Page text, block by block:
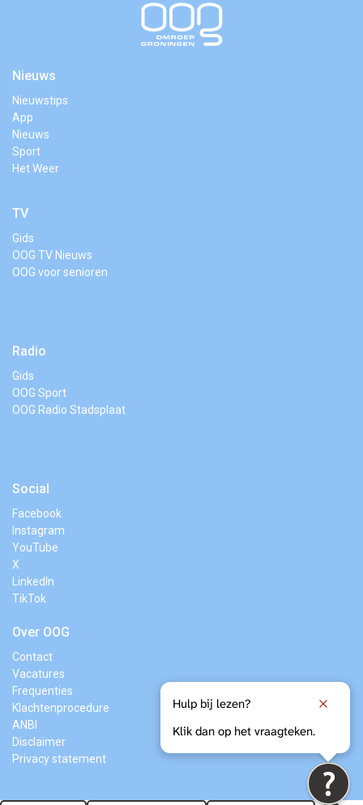
Nieuws
Nieuwstips
App
Nieuws
Sport
Het Weer
TV
Gids
OOG TV Nieuws
OOG voor senioren
Radio
Gids
OOG Sport
OOG Radio Stadsplaat
Social
Facebook
Instagram
YouTube
X
LinkedIn
TikTok
Over OOG
Contact
Vacatures
Frequenties
Klachtenprocedure
ANBI
Disclaimer
Privacy statement
Hulp bij lezen?
Klik dan op het vraagteken.